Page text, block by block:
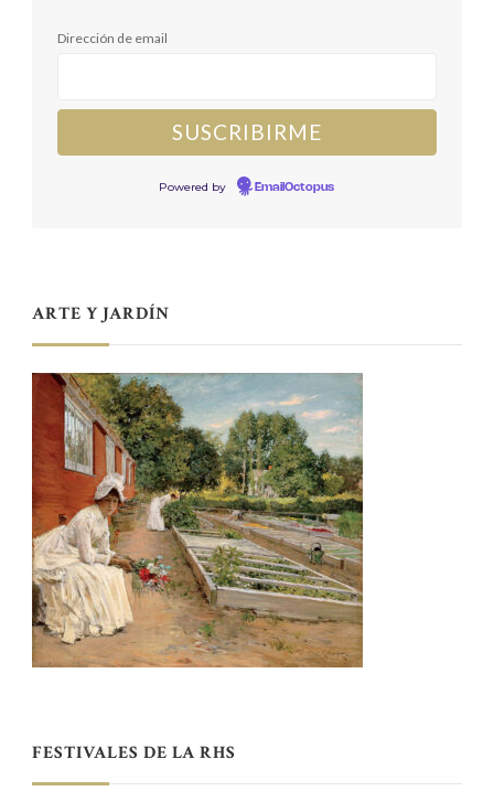
Dirección de email
Powered by EmailOctopus
ARTE Y JARDÍN
FESTIVALES DE LA RHS